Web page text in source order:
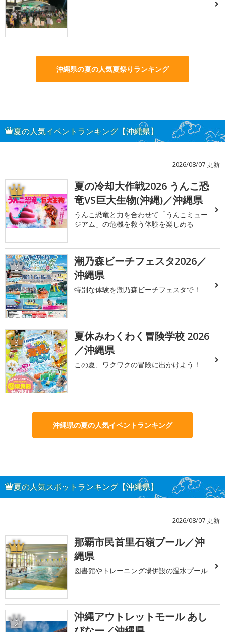
沖縄県の夏の人気夏祭りランキング
夏の人気イベントランキング【沖縄県】
2026/08/07 更新
1
夏の冷却大作戦2026 うんこ恐
竜VS巨大生物(沖縄)／沖縄県
うんこ恐竜と力を合わせて「うんこミュー
ジアム」の危機を救う体験を楽しめる
2
潮乃森ビーチフェスタ2026／
沖縄県
特別な体験を潮乃森ビーチフェスタで！
3
夏休みわくわく冒険学校 2026
／沖縄県
この夏、ワクワクの冒険に出かけよう！
沖縄県の夏の人気イベントランキング
夏の人気スポットランキング【沖縄県】
2026/08/07 更新
1
那覇市民首里石嶺プール／沖
縄県
図書館やトレーニング場併設の温水プール
2
沖縄アウトレットモール あし